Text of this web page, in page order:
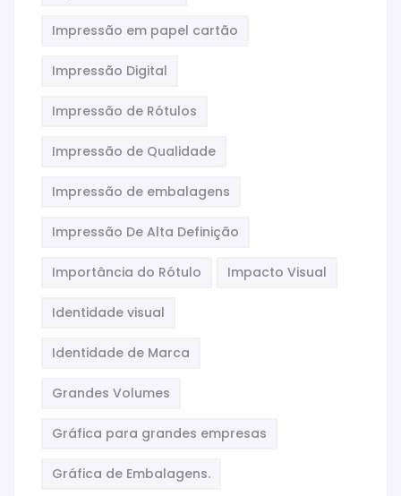
Impressão em papel cartão
Impressão Digital
Impressão de Rótulos
Impressão de Qualidade
Impressão de embalagens
Impressão De Alta Definição
Importância do Rótulo Impacto Visual
Identidade visual
Identidade de Marca
Grandes Volumes
Gráfica para grandes empresas
Gráfica de Embalagens.